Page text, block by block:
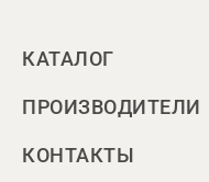
КАТАЛОГ
ПРОИЗВОДИТЕЛИ
КОНТАКТЫ